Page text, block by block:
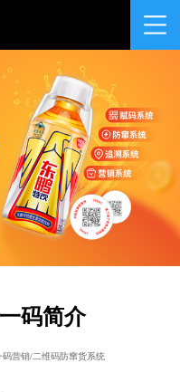
码简介
营销/二维码防窜货系统